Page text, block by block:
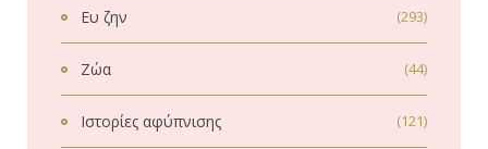
Ευ ζην (293)
Ζώα (44)
Ιστορίες αφύπνισης (121)